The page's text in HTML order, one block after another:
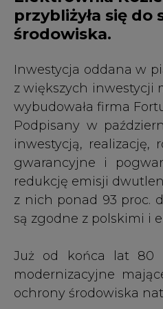
przybliżyła się
środowiska.
Inwestycja oddana w
z większych inwestycji
wybudowała firma
Podpisany w
inwestycją, realizację,
gwarancyjne i
redukcję emisji
z nich ponad 93 proc.
są zgodne z polskimi i
Już od końca lat 80
modernizacyjne
ochrony środowiska